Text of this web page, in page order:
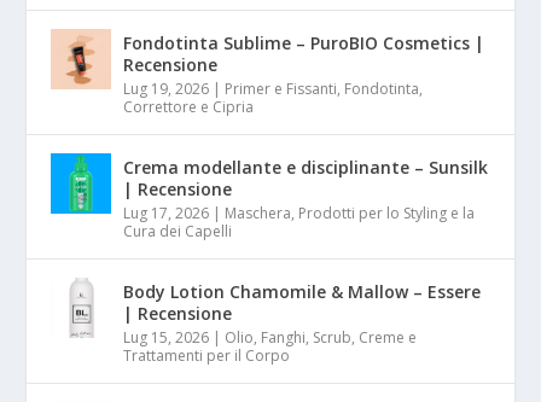
Fondotinta Sublime – PuroBIO Cosmetics |
Recensione
Lug 19, 2026 | Primer e Fissanti, Fondotinta,
Correttore e Cipria
Crema modellante e disciplinante – Sunsilk
| Recensione
Lug 17, 2026 | Maschera, Prodotti per lo Styling e la
Cura dei Capelli
Body Lotion Chamomile & Mallow – Essere
| Recensione
Lug 15, 2026 | Olio, Fanghi, Scrub, Creme e
Trattamenti per il Corpo